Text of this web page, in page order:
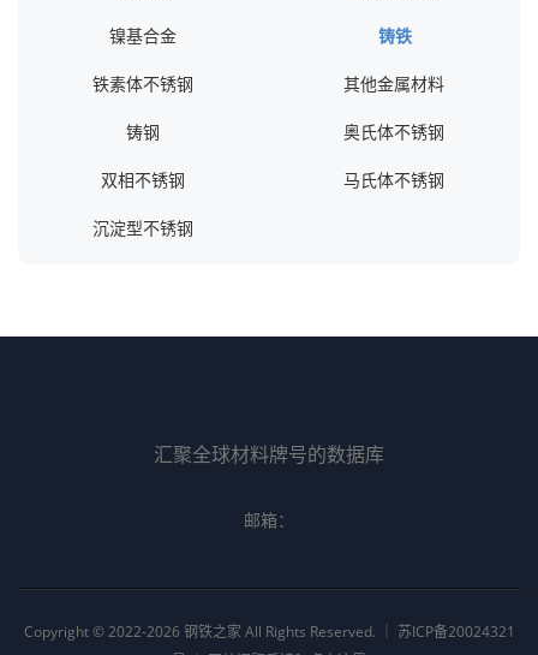
镍基合金 铸铁
铁素体不锈钢 其他金属材料
铸钢 奥氏体不锈钢
双相不锈钢 马氏体不锈钢
沉淀型不锈钢
汇聚全球材料牌号的数据库
邮箱：
Copyright © 2022-2026 钢铁之家 All Rights Reserved. ｜ 苏ICP备20024321